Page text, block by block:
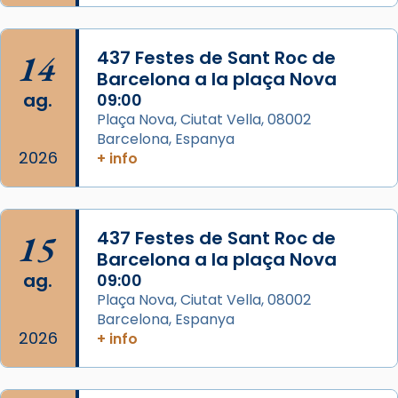
📸 Dr. G. Simón
Photo
View on Facebook · Share
Memòria de les santes Juliana i
Semproniana, verges i màrtirs.
Acompanyant la història de sant Cugat, a
partir de l’Edat Mitjana sorgeix la tradició
que les santes Juliana (“relatiu a Júlia”) i
Semproniana (“relatiu a Semprònia =
eterna”) són deixebles seves. I l’any 1667, el
frare Joan Gaspar Roig, afirma en una obra
14
ag.
2026
437 Festes de Sant Roc de
Barcelona a la plaça Nova
09:00
Plaça Nova, Ciutat Vella, 08002
Barcelona, Espanya
+ info
15
ag.
2026
437 Festes de Sant Roc de
Barcelona a la plaça Nova
09:00
Plaça Nova, Ciutat Vella, 08002
Barcelona, Espanya
+ info